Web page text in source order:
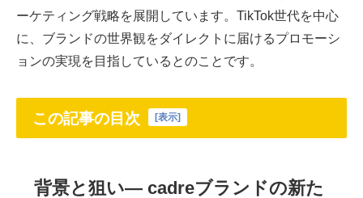
ーケティング戦略を展開しています。TikTok世代を中心
に、ブランドの世界観をダイレクトに届けるプロモーシ
ョンの実現を目指しているとのことです。
この記事の目次 [表示]
背景と狙い― cadreブランドの新た